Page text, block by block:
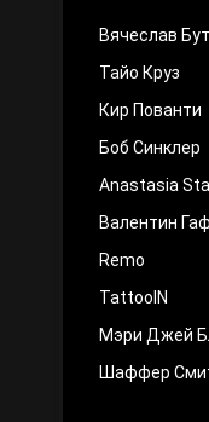
Вячеслав
Тайо Круз
Кир Пованти
Боб Синклер
Anastasia
Валентин
Remo
TattooIN
Мэри Джей
Шаффер